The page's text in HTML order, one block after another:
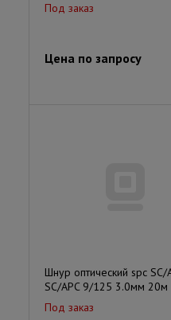
Под заказ
Цена по запросу
Шнур оптический spc SC/
SC/APC 9/125 3.0мм 20м
Под заказ